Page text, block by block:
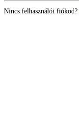
Nincs felhasználói fiókod?